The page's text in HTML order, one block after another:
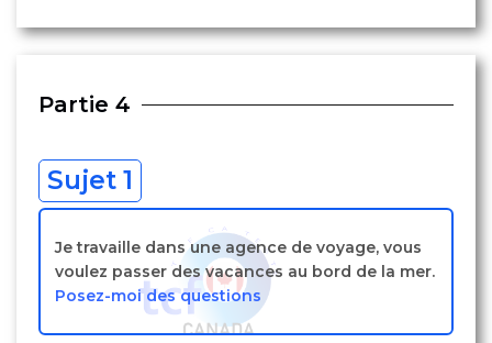
Partie 4
Sujet 1
Je travaille dans une agence de voyage, vous
voulez passer des vacances au bord de la mer.
Posez-moi des questions